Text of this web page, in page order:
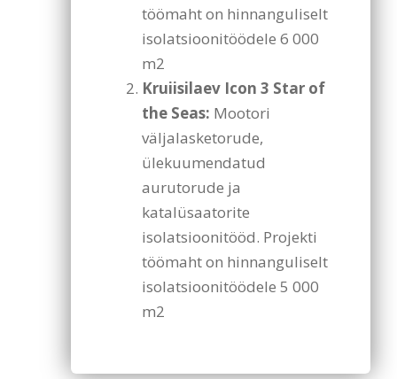
töömaht on hinnanguliselt
isolatsioonitöödele 6 000
m2
Kruiisilaev Icon 3 Star of
the Seas: Mootori
väljalasketorude,
ülekuumendatud
aurutorude ja
katalüsaatorite
isolatsioonitööd. Projekti
töömaht on hinnanguliselt
isolatsioonitöödele 5 000
m2